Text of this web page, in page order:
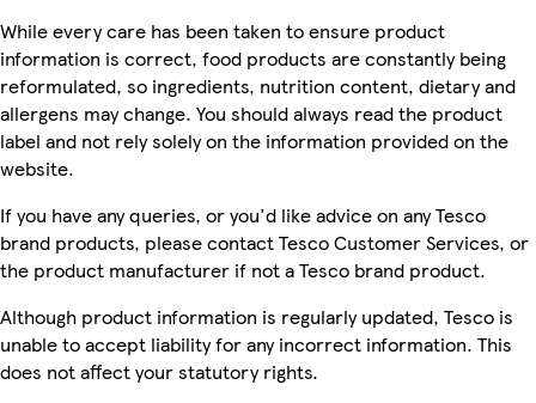
While every care has been taken to ensure product
information is correct, food products are constantly being
reformulated, so ingredients, nutrition content, dietary and
allergens may change. You should always read the product
label and not rely solely on the information provided on the
website.
If you have any queries, or you'd like advice on any Tesco
brand products, please contact Tesco Customer Services, or
the product manufacturer if not a Tesco brand product.
Although product information is regularly updated, Tesco is
unable to accept liability for any incorrect information. This
does not affect your statutory rights.